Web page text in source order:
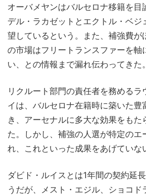
オーバメヤンはバルセロナ移籍を目
デル・ラカゼットとエクトル・ベジ
望しているという。また、補強費が
の市場はフリートランスファーを軸
い、との情報まで漏れ伝わってきた。
リクルート部門の責任者を務めるラ
イは、バルセロナ在籍時に築いた豊
き、アーセナルに多大な効果をもた
た。しかし、補強の人選が特定のエ
れ、これといった成果をあげていな
ダビド・ルイスとは1年間の契約延
うだが、メスト・エジル、ショコド